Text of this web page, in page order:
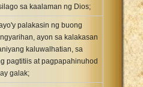
sa kaalaman ng Dios;
palakasin ng buong
ayon sa kalakasan
kaluwalhatian, sa
pagtitiis at pagpapahinuhod
galak;